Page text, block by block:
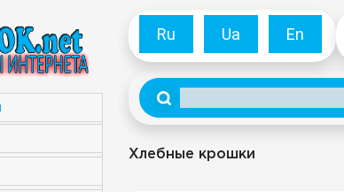
Ru Ua En
Хлебные крошки